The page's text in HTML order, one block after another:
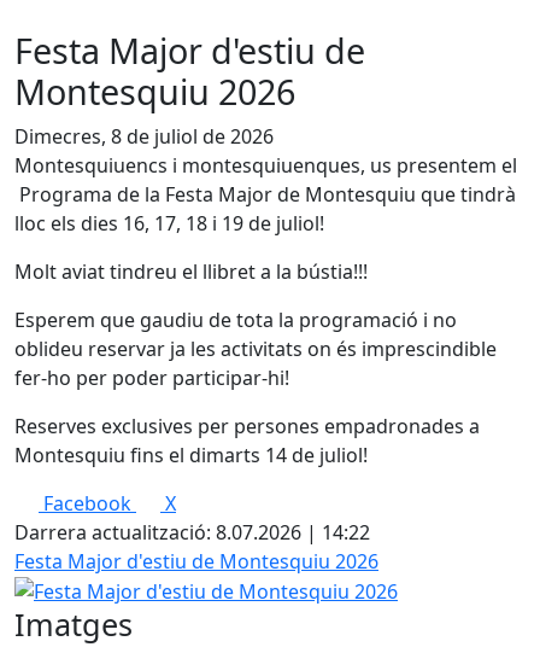
Festa Major d'estiu de
Montesquiu 2026
Dimecres, 8 de juliol de 2026
Montesquiuencs i montesquiuenques, us presentem el
Programa de la Festa Major de Montesquiu que tindrà
lloc els dies 16, 17, 18 i 19 de juliol!
Molt aviat tindreu el llibret a la bústia!!!
Esperem que gaudiu de tota la programació i no
oblideu reservar ja les activitats on és imprescindible
fer-ho per poder participar-hi!
Reserves exclusives per persones empadronades a
Montesquiu fins el dimarts 14 de juliol!
Facebook
X
Darrera actualització: 8.07.2026 | 14:22
Festa Major d'estiu de Montesquiu 2026
Imatges